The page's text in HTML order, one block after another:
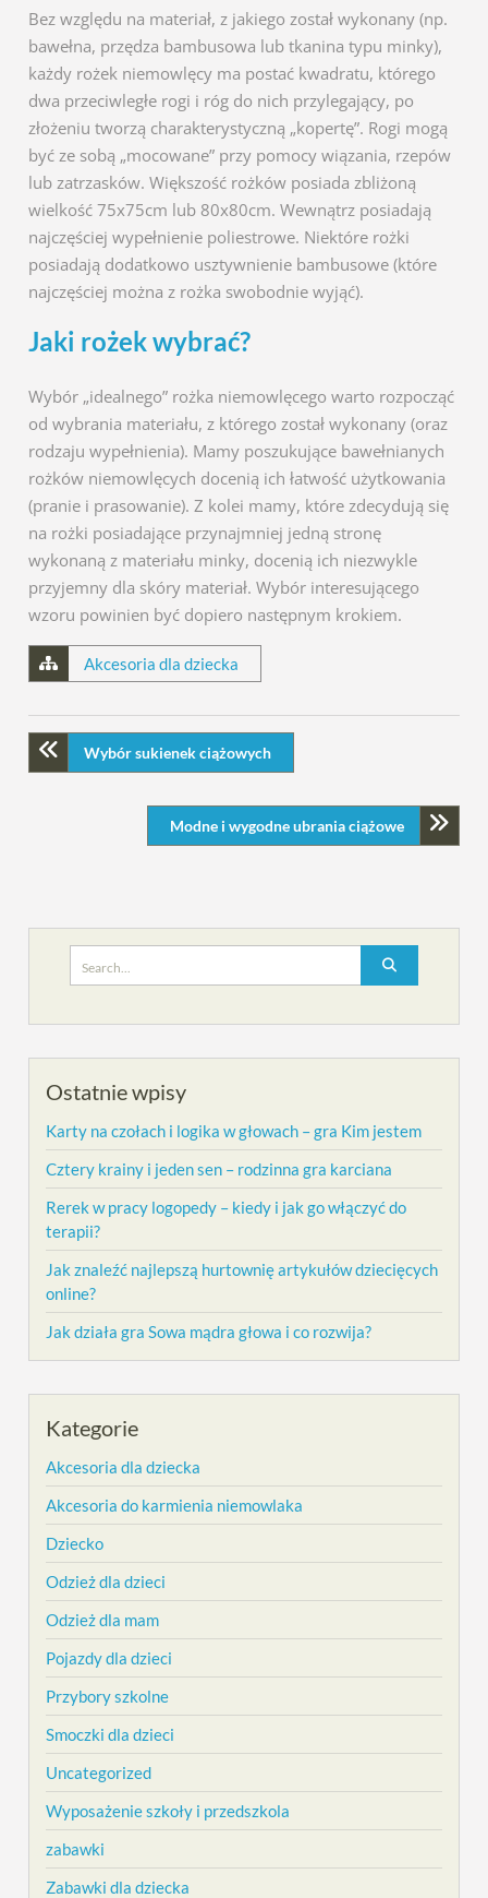
Bez względu na materiał, z jakiego został wykonany (np.
bawełna, przędza bambusowa lub tkanina typu minky),
każdy rożek niemowlęcy ma postać kwadratu, którego
dwa przeciwległe rogi i róg do nich przylegający, po
złożeniu tworzą charakterystyczną „kopertę”. Rogi mogą
być ze sobą „mocowane” przy pomocy wiązania, rzepów
lub zatrzasków. Większość rożków posiada zbliżoną
wielkość 75x75cm lub 80x80cm. Wewnątrz posiadają
najczęściej wypełnienie poliestrowe. Niektóre rożki
posiadają dodatkowo usztywnienie bambusowe (które
najczęściej można z rożka swobodnie wyjąć).
Jaki rożek wybrać?
Wybór „idealnego” rożka niemowlęcego warto rozpocząć
od wybrania materiału, z którego został wykonany (oraz
rodzaju wypełnienia). Mamy poszukujące bawełnianych
rożków niemowlęcych docenią ich łatwość użytkowania
(pranie i prasowanie). Z kolei mamy, które zdecydują się
na rożki posiadające przynajmniej jedną stronę
wykonaną z materiału minky, docenią ich niezwykle
przyjemny dla skóry materiał. Wybór interesującego
wzoru powinien być dopiero następnym krokiem.
Akcesoria dla dziecka
Wybór sukienek ciążowych
Modne i wygodne ubrania ciążowe
for:
Ostatnie wpisy
Karty na czołach i logika w głowach – gra Kim jestem
Cztery krainy i jeden sen – rodzinna gra karciana
Rerek w pracy logopedy – kiedy i jak go włączyć do
terapii?
Jak znaleźć najlepszą hurtownię artykułów dziecięcych
online?
Jak działa gra Sowa mądra głowa i co rozwija?
Kategorie
Akcesoria dla dziecka
Akcesoria do karmienia niemowlaka
Dziecko
Odzież dla dzieci
Odzież dla mam
Pojazdy dla dzieci
Przybory szkolne
Smoczki dla dzieci
Uncategorized
Wyposażenie szkoły i przedszkola
zabawki
Zabawki dla dziecka